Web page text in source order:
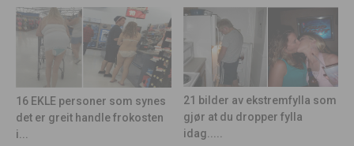
16 EKLE personer som synes
det er greit handle frokosten
i...
21 bilder av ekstremfylla som
gjør at du dropper fylla
idag.....